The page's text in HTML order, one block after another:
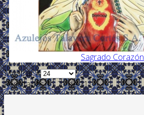
Sagrado Corazón
Mostrar #
Resultados 1 - 21 de 21